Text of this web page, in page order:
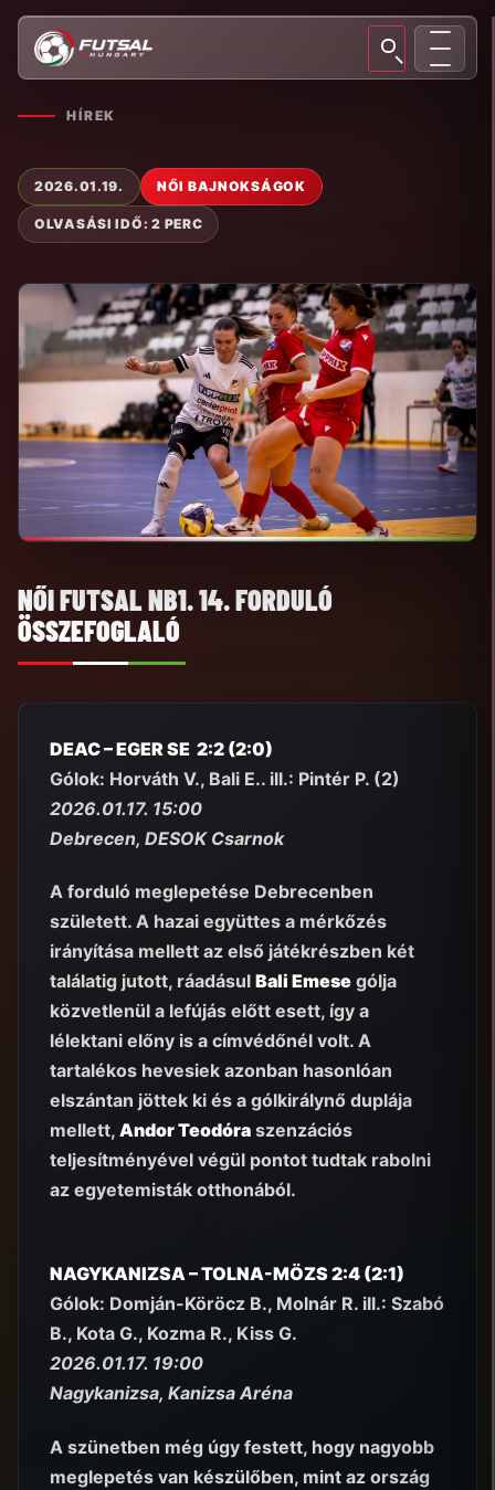
HÍREK
2026.01.19. NŐI BAJNOKSÁGOK
OLVASÁSI IDŐ: 2 PERC
NŐI FUTSAL NB1. 14. FORDULÓ
ÖSSZEFOGLALÓ
DEAC – EGER SE 2:2 (2:0)
Gólok: Horváth V., Bali E.. ill.: Pintér P. (2)
2026.01.17. 15:00
Debrecen, DESOK Csarnok
A forduló meglepetése Debrecenben
született. A hazai együttes a mérkőzés
irányítása mellett az első játékrészben két
találatig jutott, ráadásul Bali Emese gólja
közvetlenül a lefújás előtt esett, így a
lélektani előny is a címvédőnél volt. A
tartalékos hevesiek azonban hasonlóan
elszántan jöttek ki és a gólkirálynő duplája
mellett, Andor Teodóra szenzációs
teljesítményével végül pontot tudtak rabolni
az egyetemisták otthonából.
NAGYKANIZSA – TOLNA-MÖZS 2:4 (2:1)
Gólok: Domján-Köröcz B., Molnár R. ill.: Szabó
B., Kota G., Kozma R., Kiss G.
2026.01.17. 19:00
Nagykanizsa, Kanizsa Aréna
A szünetben még úgy festett, hogy nagyobb
meglepetés van készülőben, mint az ország